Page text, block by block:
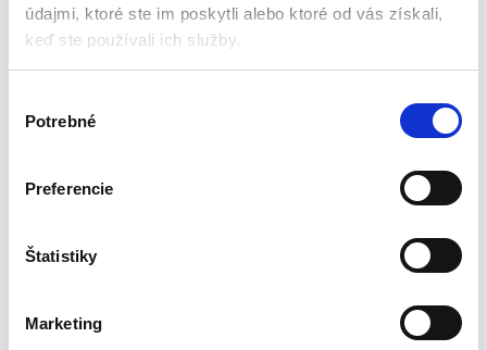
údajmi, ktoré ste im poskytli alebo ktoré od vás získali,
keď ste používali ich služby.
Potrebné
Preferencie
Štatistiky
Marketing
Jednoduchá montáž k pracovnej
doske
Možnosť nastaviť uhol rezu
Bezpečnosť: kryt chráni pred
23,00€
★★★★